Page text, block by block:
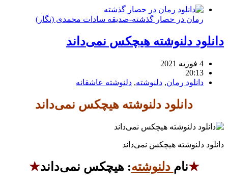
رمان در حصار گذشته-صدیقه سادات محمدی (نگار)
دانلود دلنوشته هیچکس نمی‌داند
4 فوریه 2021
20:13
دانلود رمان, دلنوشته, دلنوشته عاشقانه
دانلود دلنوشته هیچکس نمی‌داند
دانلود دلنوشته هیچکس نمی‌داند
★نام دلنوشته: هیچکس نمی‌داند★